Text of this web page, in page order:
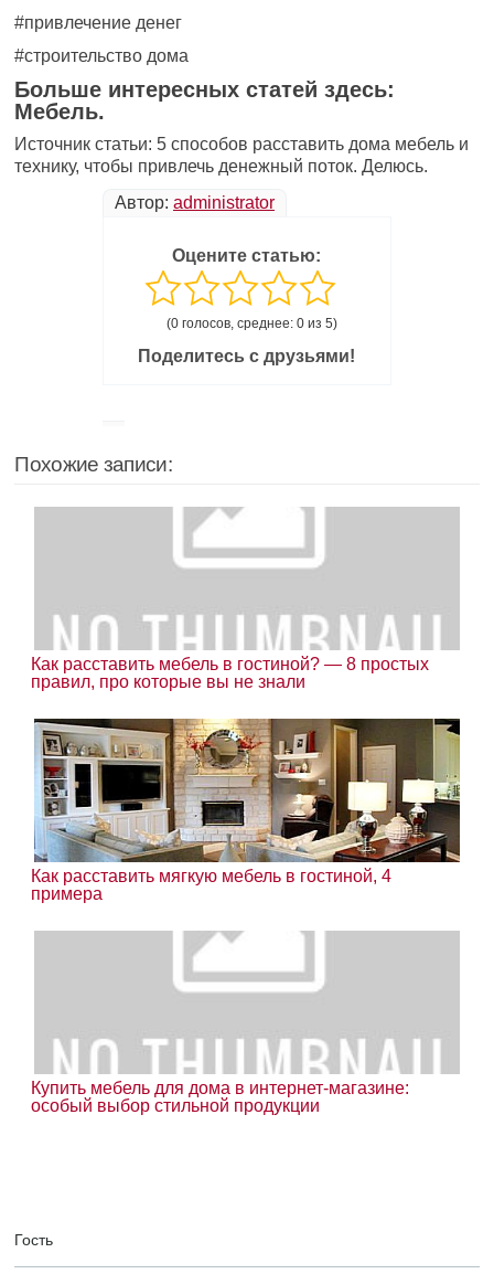
#привлечение денег
#строительство дома
Больше интересных статей здесь:
Мебель.
Источник статьи: 5 способов расставить дома мебель и
технику, чтобы привлечь денежный поток. Делюсь.
Автор: administrator
Оцените статью:
(0 голосов, среднее: 0 из 5)
Поделитесь с друзьями!
Похожие записи:
Как расставить мебель в гостиной? — 8 простых
правил, про которые вы не знали
Как расставить мягкую мебель в гостиной, 4
примера
Купить мебель для дома в интернет-магазине:
особый выбор стильной продукции
Гость